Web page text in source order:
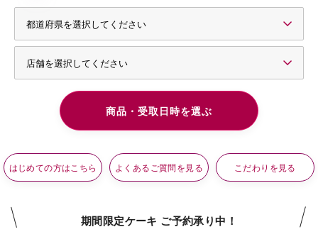
はじめての方はこちら よくあるご質問を見る こだわりを見る
期間限定ケーキ ご予約承り中！